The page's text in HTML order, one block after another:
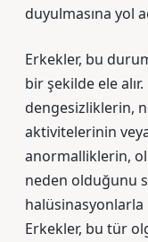
duyulmasına yol
Erkekler, bu
bir şekilde ele
dengesizliklerin,
aktivitelerinin
anormalliklerin,
neden olduğunu
halüsinasyonlarla
Erkekler, bu tür